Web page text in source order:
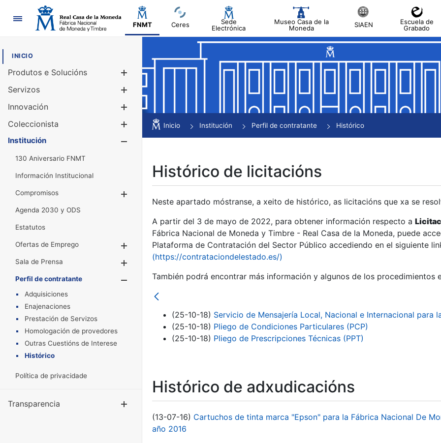
Navegación
FNMT Ceres
Sede
Electrónica
Museo Casa de la
Moneda
SIAEN
Escuela de
Grabado
INICIO
Produtos e Solucións
Mostrar/Ocultar
Servizos
Innovación
Coleccionista
Mostrar/Ocultar
Institución
130 Aniversario FNMT
Información Institucional
Compromisos
Agenda 2030 y ODS
Estatutos
Ofertas de Emprego
Mostrar/Ocultar
Sala de Prensa
Mostrar/Ocultar
Perfil de contratante
Mostrar/Ocultar
Adquisiciones
Enajenaciones
Prestación de Servizos
Homologación de provedores
Outras Cuestións de Interese
Histórico
Política de privacidade
Transparencia
Inicio Institución Perfil de contratante Histórico
Histórico de licitacións
Neste apartado móstranse, a xeito de histórico, as licitacións que xa se
A partir del 3 de mayo de 2022, para obtener información respecto a
Fábrica Nacional de Moneda y Timbre - Real Casa de la Moneda, puede
Plataforma de Contratación del Sector Público accediendo en el siguiente
(https://contrataciondelestado.es/)
También podrá encontrar más información y algunos de los procedimientos
(25-10-18) Servicio de Mensajería Local, Nacional e Internacional para
(25-10-18) Pliego de Condiciones Particulares (PCP)
(25-10-18) Pliego de Prescripciones Técnicas (PPT)
Histórico de adxudicacións
(13-07-16) Cartuchos de tinta marca "Epson" para la Fábrica Nacional De
año 2016